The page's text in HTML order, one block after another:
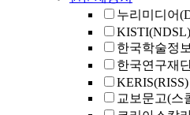
누리미디어
KISTI(NDSL)
한국학술정
한국연구재
KERIS(RISS)
교보문고(스